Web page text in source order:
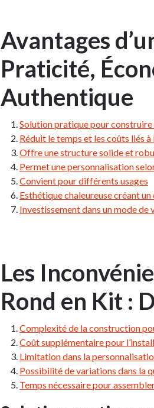
Avantages
Praticité,
Authentique
Solution pratique pour
Réduit le temps et les coûts liés
Offre une structure solide et
Permet une personnalisation
Convient pour différents usages
Esthétique chaleureuse créant
Investissement dans un mode
Les
Rond en Kit :
Complexité de la construction
Coût supplémentaire pour
Limitation dans la
Possibilité de variations dans la
Temps nécessaire pour